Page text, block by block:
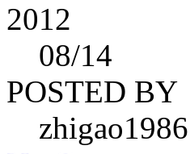
2012
08/14
POSTED BY
zhigao1986